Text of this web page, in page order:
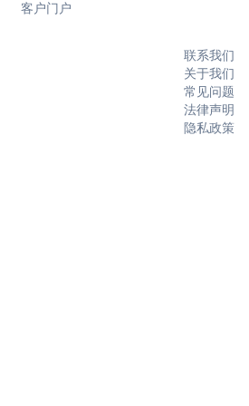
客户门户
联系我们
关于我们
常见问题
法律声明
隐私政策